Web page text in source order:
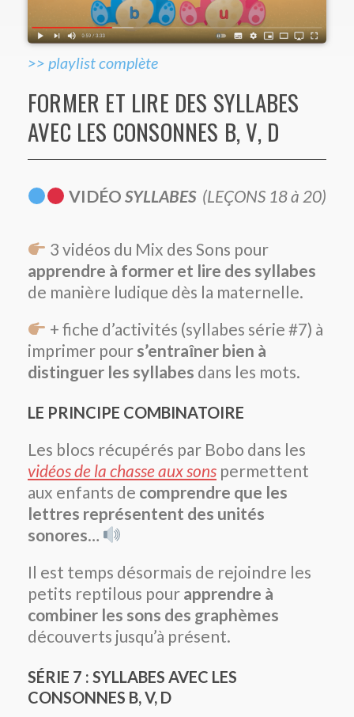
>> playlist complète
FORMER ET LIRE DES SYLLABES
AVEC LES CONSONNES B, V, D
VIDÉO SYLLABES (LEÇONS 18 à 20)
3 vidéos du Mix des Sons pour
apprendre à former et lire des syllabes
de manière ludique dès la maternelle.
+ fiche d’activités (syllabes série #7) à
imprimer pour s’entraîner bien à
distinguer les syllabes dans les mots.
LE PRINCIPE COMBINATOIRE
Les blocs récupérés par Bobo dans les
vidéos de la chasse aux sons permettent
aux enfants de comprendre que les
lettres représentent des unités
sonores…
Il est temps désormais de rejoindre les
petits reptilous pour apprendre à
combiner les sons des graphèmes
découverts jusqu’à présent.
SÉRIE 7 : SYLLABES AVEC LES
CONSONNES B, V, D